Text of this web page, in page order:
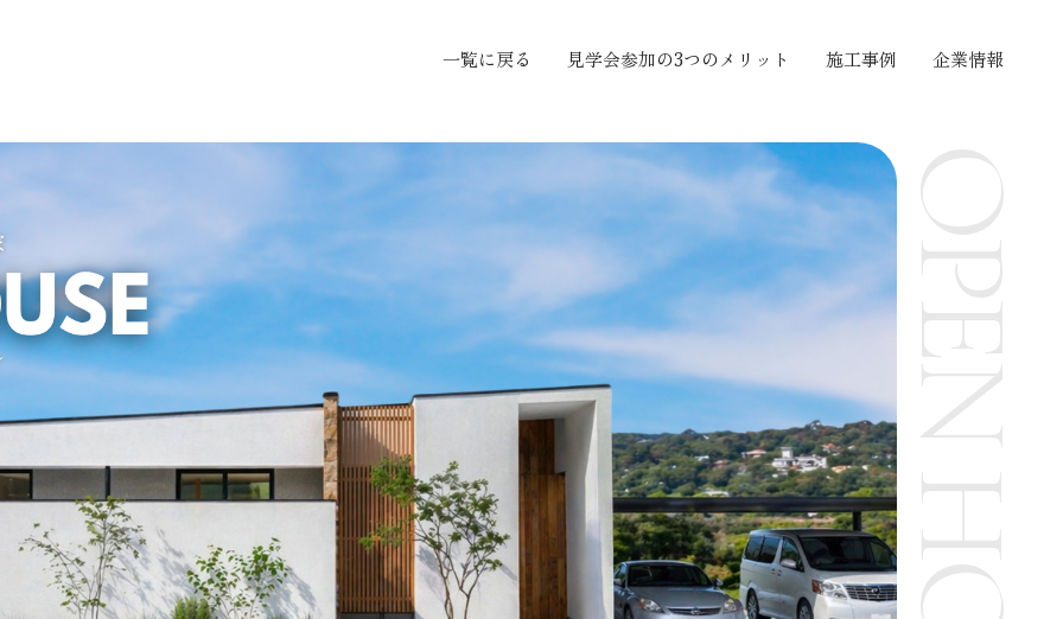
一覧に戻る 見学会参加の3つのメリット 施工事例 企業情報